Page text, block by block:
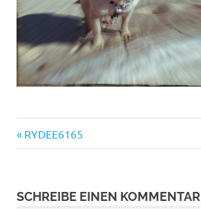
Beitragsnavigation
Vorheriger
Beitrag:
RYDEE6165
SCHREIBE EINEN KOMMENTAR